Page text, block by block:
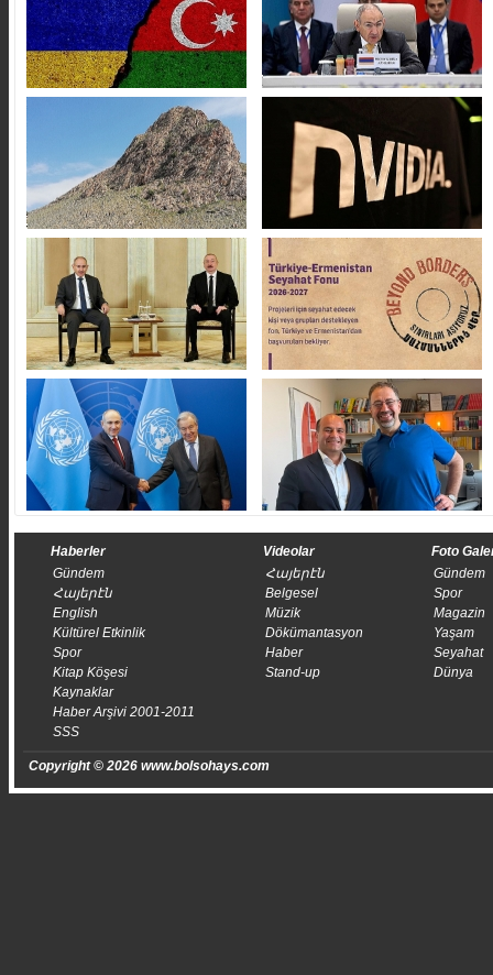
Haberler
Gündem
Հայերէն
English
Kültürel Etkinlik
Spor
Kitap Köşesi
Kaynaklar
Haber Arşivi 2001-2011
SSS
Videolar
Հայերէն
Belgesel
Müzik
Dökümantasyon
Haber
Stand-up
Foto
Gündem
Spor
Magazin
Yaşam
Seyahat
Dünya
Copyright © 2026 www.bolsohays.com